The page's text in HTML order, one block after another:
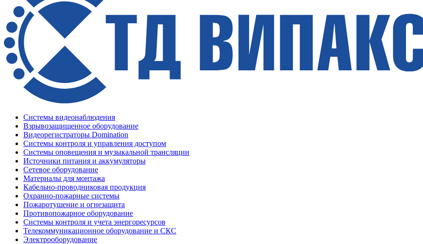
Системы видеонаблюдения
Взрывозащищенное оборудование
Видеорегистраторы Domination
Системы контроля и управления доступом
Системы оповещения и музыкальной трансляции
Источники питания и аккумуляторы
Сетевое оборудование
Материалы для монтажа
Кабельно-проводниковая продукция
Охранно-пожарные системы
Пожаротушение и огнезащита
Противопожарное оборудование
Системы контроля и учета энергоресурсов
Телекоммуникационное оборудование и СКС
Электрооборудование